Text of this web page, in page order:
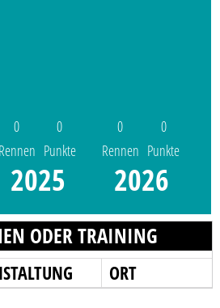
0
Rennen
0
Punkte
2025
0
Rennen
0
Punkte
2026
ODER TRAINING
ORT